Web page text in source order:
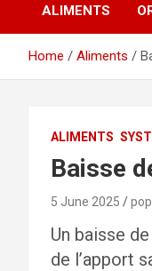
ALIMENTS
Home Aliments
ALIMENTS
Baisse
5 June 2025
Un baisse
de l’apport